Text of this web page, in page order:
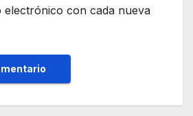
electrónico con cada nueva